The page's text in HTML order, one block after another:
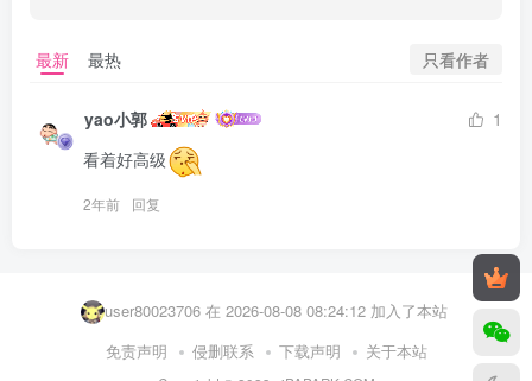
最新 最热 只看作者
yao小郭
1
看着好高级
2年前 回复
user80023706 在 2026-08-08 08:24:12 加入了本站
dsczsl 在 2026-08-08 08:15:44 加入了本站
免责声明 侵删联系 下载声明 关于本站